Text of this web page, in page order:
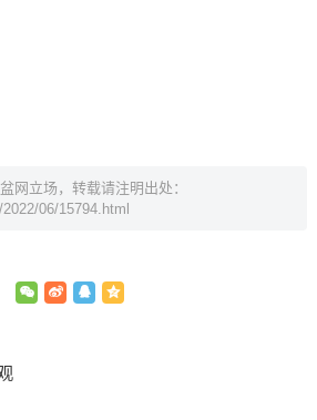
网立场，转载请注明出处：
06/15794.html